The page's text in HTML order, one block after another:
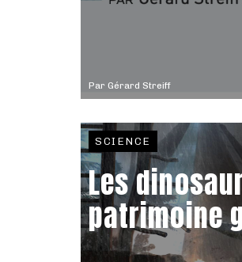
Par Gérard Streiff
SCIENCE
Les
patrimoine